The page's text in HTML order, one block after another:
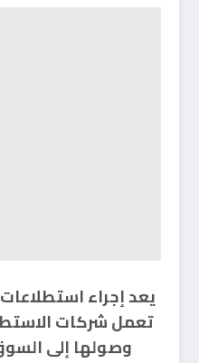
يعد إجراء
تعمل شركات
وصولها إلى